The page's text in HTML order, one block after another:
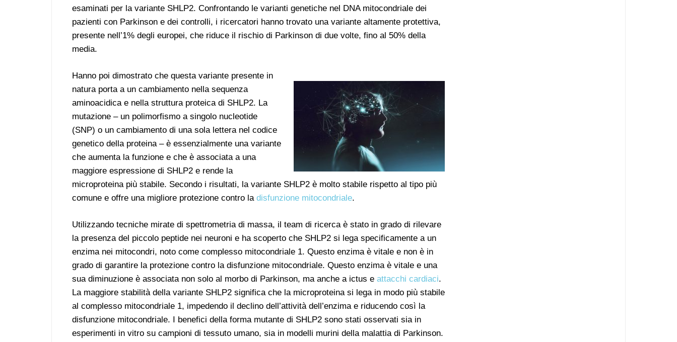
esaminati per la variante SHLP2. Confrontando le varianti genetiche nel DNA mitocondriale dei
pazienti con Parkinson e dei controlli, i ricercatori hanno trovato una variante altamente protettiva,
presente nell’1% degli europei, che riduce il rischio di Parkinson di due volte, fino al 50% della
media.
Hanno poi dimostrato che questa variante presente in
natura porta a un cambiamento nella sequenza
aminoacidica e nella struttura proteica di SHLP2. La
mutazione – un polimorfismo a singolo nucleotide
(SNP) o un cambiamento di una sola lettera nel codice
genetico della proteina – è essenzialmente una variante
che aumenta la funzione e che è associata a una
maggiore espressione di SHLP2 e rende la
microproteina più stabile. Secondo i risultati, la variante SHLP2 è molto stabile rispetto al tipo più
comune e offre una migliore protezione contro la disfunzione mitocondriale.
Utilizzando tecniche mirate di spettrometria di massa, il team di ricerca è stato in grado di rilevare
la presenza del piccolo peptide nei neuroni e ha scoperto che SHLP2 si lega specificamente a un
enzima nei mitocondri, noto come complesso mitocondriale 1. Questo enzima è vitale e non è in
grado di garantire la protezione contro la disfunzione mitocondriale. Questo enzima è vitale e una
sua diminuzione è associata non solo al morbo di Parkinson, ma anche a ictus e attacchi cardiaci.
La maggiore stabilità della variante SHLP2 significa che la microproteina si lega in modo più stabile
al complesso mitocondriale 1, impedendo il declino dell’attività dell’enzima e riducendo così la
disfunzione mitocondriale. I benefici della forma mutante di SHLP2 sono stati osservati sia in
esperimenti in vitro su campioni di tessuto umano, sia in modelli murini della malattia di Parkinson.